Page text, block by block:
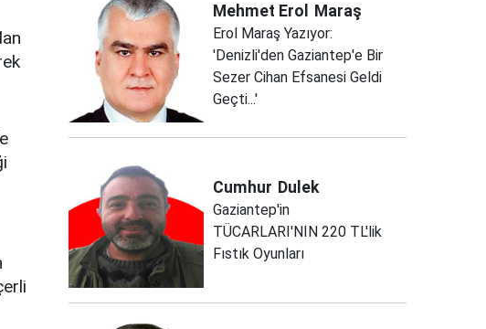
Mehmet Erol Maraş
Erol Maraş Yazıyor:
'Denizli'den Gaziantep'e Bir
Sezer Cihan Efsanesi Geldi
Geçti...'
Cumhur Dulek
Gaziantep'in
TÜCARLARI'NIN 220 TL'lik
Fıstık Oyunları